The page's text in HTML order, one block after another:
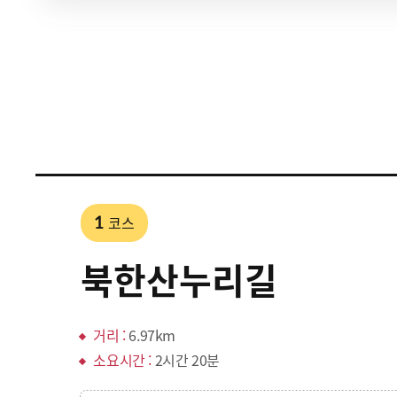
1 코스
북한산누리길
거리 :6.97km
소요시간 :2시간 20분